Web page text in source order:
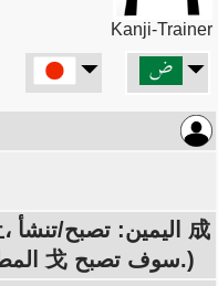
Kanji-Trainer
(في اتجاه 方 المطرد 戈 سوف تصبح.)